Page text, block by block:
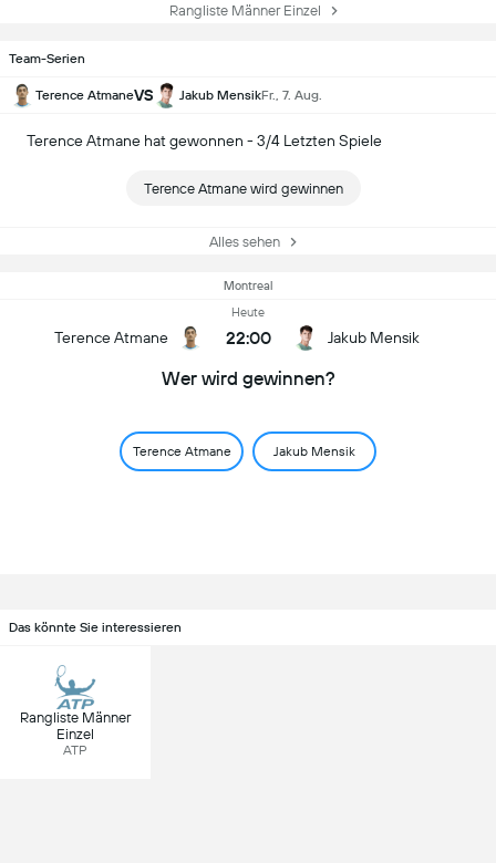
Rangliste Männer Einzel
Team-Serien
Terence AtmaneVS Jakub MensikFr., 7. Aug.
Terence Atmane hat gewonnen - 3/4 Letzten Spiele
Terence Atmane wird gewinnen
Alles sehen
Montreal
Terence Atmane
Heute
22:00 Jakub Mensik
Wer wird gewinnen?
Terence Atmane Jakub Mensik
Das könnte Sie interessieren
Rangliste Männer
Einzel
ATP